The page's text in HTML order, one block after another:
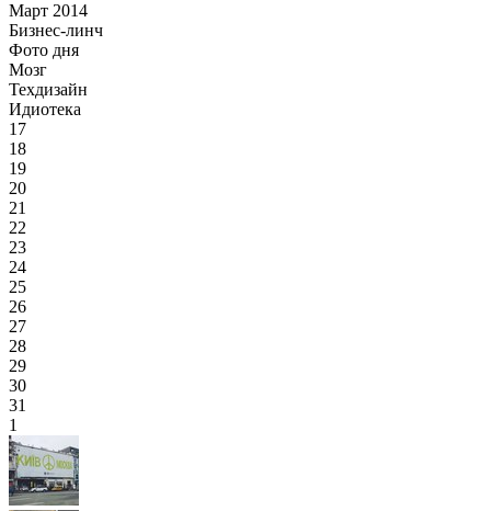
Март 2014
Бизнес-линч
Фото дня
Мозг
Техдизайн
Идиотека
17
18
19
20
21
22
23
24
25
26
27
28
29
30
31
1